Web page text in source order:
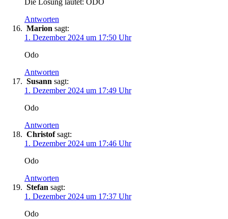
Die Lösung lautet: ODO
Antworten
Marion sagt:
1. Dezember 2024 um 17:50 Uhr
Odo
Antworten
Susann sagt:
1. Dezember 2024 um 17:49 Uhr
Odo
Antworten
Christof sagt:
1. Dezember 2024 um 17:46 Uhr
Odo
Antworten
Stefan sagt:
1. Dezember 2024 um 17:37 Uhr
Odo